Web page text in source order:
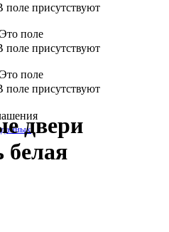
поле присутствуют
Это поле
поле присутствуют
Это поле
поле присутствуют
двери
белая